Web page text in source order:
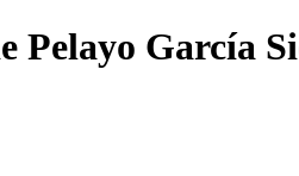
Pelayo García